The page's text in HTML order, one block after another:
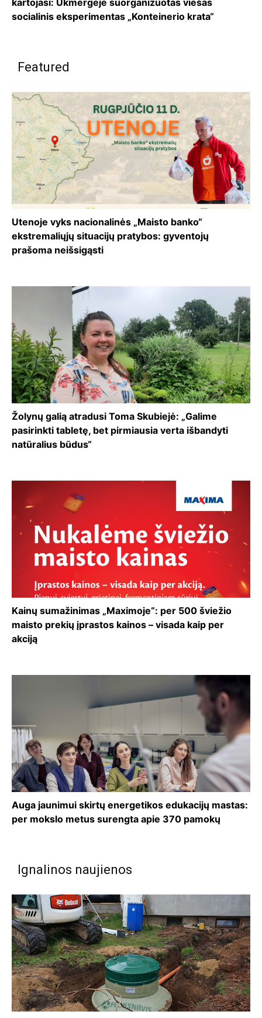
socialinis eksperimentas „Konteinerio krata“
Featured
Utenoje vyks nacionalinės „Maisto banko“
ekstremaliųjų situacijų pratybos: gyventojų
prašoma neišsigąsti
Žolynų galią atradusi Toma Skubiejė: „Galime
pasirinkti tabletę, bet pirmiausia verta išbandyti
natūralius būdus“
Kainų sumažinimas „Maximoje“: per 500 šviežio
maisto prekių įprastos kainos – visada kaip per
akciją
Auga jaunimui skirtų energetikos edukacijų mastas:
per mokslo metus surengta apie 370 pamokų
Ignalinos naujienos